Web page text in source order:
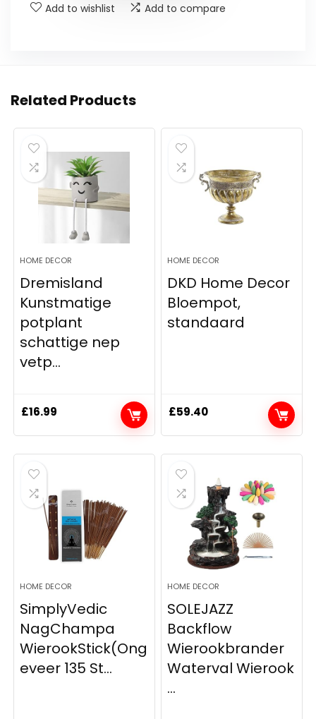
Add to wishlist Add to compare
Related Products
HOME DECOR
Dremisland
Kunstmatige
potplant
schattige nep
vetp...
£16.99
HOME DECOR
DKD Home Decor
Bloempot,
standaard
£59.40
HOME DECOR
SimplyVedic
NagChampa
WierookStick(Ong
eveer 135 St...
HOME DECOR
SOLEJAZZ
Backflow
Wierookbrander
Waterval Wierook
...